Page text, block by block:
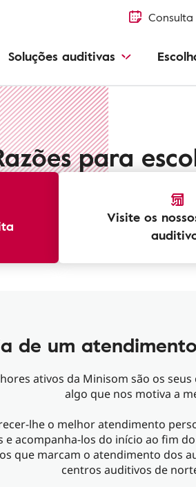
Soluções auditivas
para
Visite os
de um
ativos da Minisom são os
algo que nos motiva a
lhe o melhor atendimento
e acompanha-los do início ao fim
que marcam o atendimento dos
centros auditivos de